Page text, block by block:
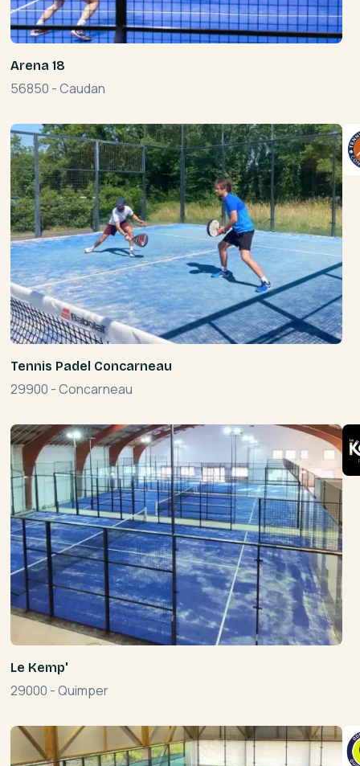
Arena 18
56850 -Caudan
Tennis Padel Concarneau
29900 -Concarneau
Le Kemp'
29000 -Quimper